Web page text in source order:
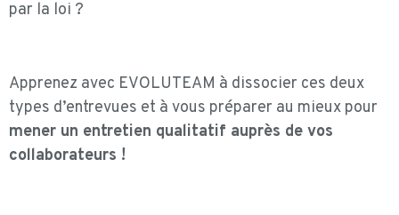
par la loi ?
Apprenez avec EVOLUTEAM à dissocier ces deux
types d’entrevues et à vous préparer au mieux pour
mener un entretien qualitatif auprès de vos
collaborateurs !